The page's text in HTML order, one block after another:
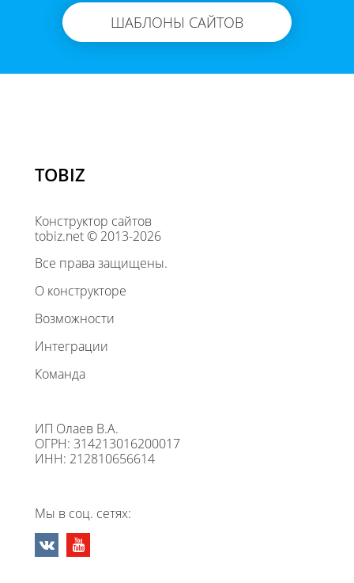
ШАБЛОНЫ САЙТОВ
TOBIZ
Конструктор сайтов
tobiz.net © 2013-2026
Все права защищены.
О конструкторе
Возможности
Интеграции
Команда
ИП Олаев В.А.
ОГРН: 314213016200017
ИНН: 212810656614
Мы в соц. сетях: